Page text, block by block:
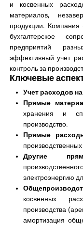
и косвенных
материалов,
продукции. Компания
бухгалтерское
предприятий
эффективный учет
контроль за
Ключевые
Учет расходов
Прямые
хранения и
производство.
Прямые
Другие
электроэнергию
косвенных
производства
амортизация